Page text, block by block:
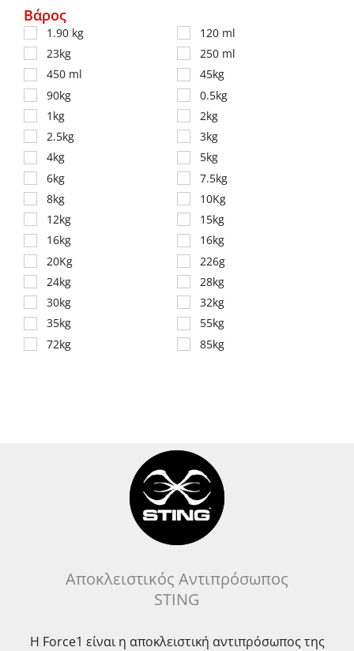
Βάρος
1.90 kg
120 ml
23kg
250 ml
450 ml
45kg
90kg
0.5kg
1kg
2kg
2.5kg
3kg
4kg
5kg
6kg
7.5kg
8kg
10Kg
12kg
15kg
16kg
16kg
20Kg
226g
24kg
28kg
30kg
32kg
35kg
55kg
72kg
85kg
Αποκλειστικός Αντιπρόσωπος
STING
Η Force1 είναι η αποκλειστική αντιπρόσωπος της